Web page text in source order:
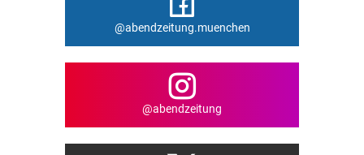
@abendzeitung.muenchen
@abendzeitung